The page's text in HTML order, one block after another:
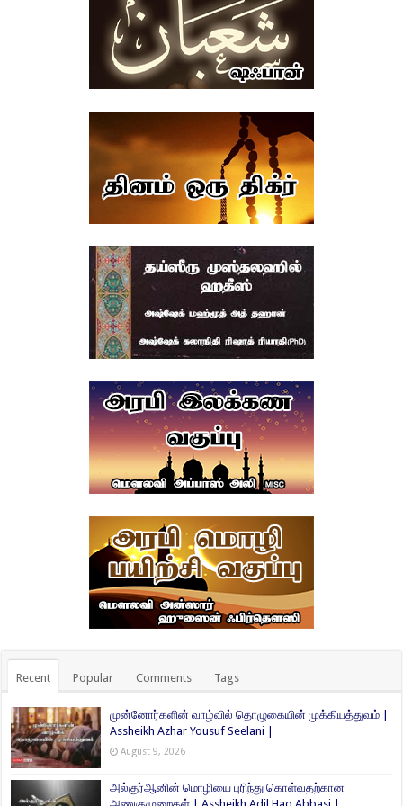
Recent Popular Comments Tags
முன்னோர்களின் வாழ்வில் தொழுகையின் முக்கியத்துவம் |
Assheikh Azhar Yousuf Seelani |
August 9, 2026
அல்குர்ஆனின் மொழியை புரிந்து கொள்வதற்கான